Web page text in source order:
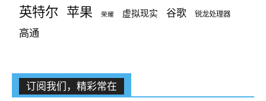
英特尔 苹果 荣耀 虚拟现实 谷歌 锐龙处理器
高通
订阅我们，精彩常在